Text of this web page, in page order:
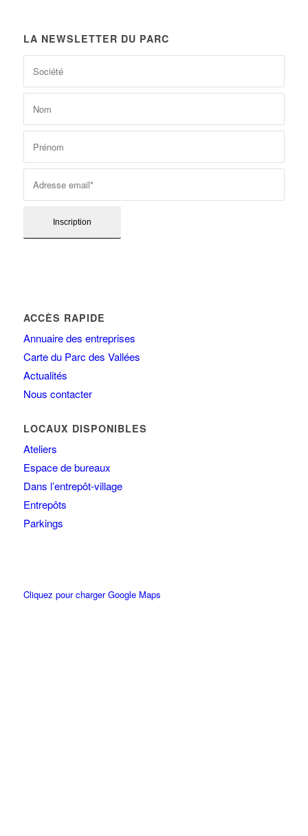
LA NEWSLETTER DU PARC
ACCÈS RAPIDE
Annuaire des entreprises
Carte du Parc des Vallées
Actualités
Nous contacter
LOCAUX DISPONIBLES
Ateliers
Espace de bureaux
Dans l’entrepôt-village
Entrepôts
Parkings
Cliquez pour charger Google Maps